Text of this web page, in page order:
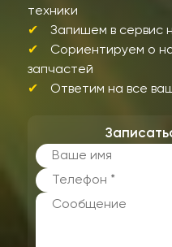
техники
Запишем в сервис
Сориентируем о
запчастей
Ответим на все